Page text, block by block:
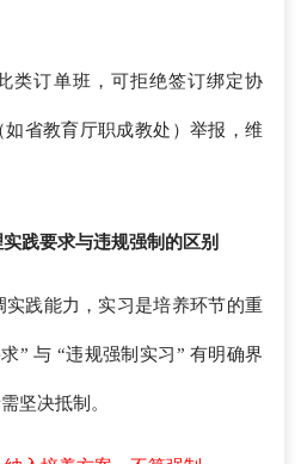
类订单班，可拒绝签订绑定协
省教育厅职成教处）举报，维
践要求与违规强制的区别
实践能力，实习是培养环节的重
” 与 “违规强制实习” 有明确界
坚决抵制。